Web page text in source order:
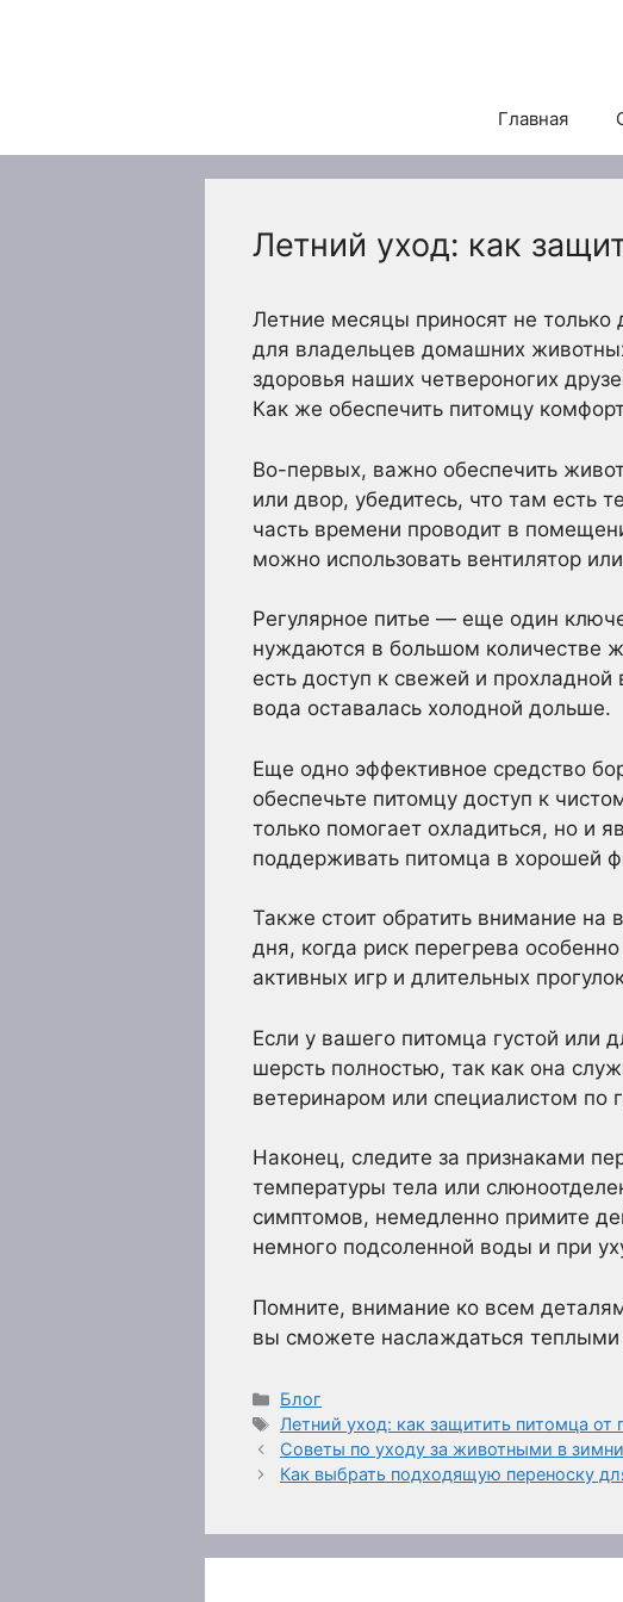
Главная
Летний уход: как
Летние месяцы приносят не
для владельцев домашних
здоровья наших четвероногих
Как же обеспечить питомцу
Во-первых, важно обеспечить
или двор, убедитесь, что там есть
часть времени проводит в
можно использовать вентилятор
Регулярное питье — еще один
нуждаются в большом количестве
есть доступ к свежей и
вода оставалась холодной дольше.
Еще одно эффективное средство
обеспечьте питомцу доступ к
только помогает охладиться, но и
поддерживать питомца в хорошей
Также стоит обратить внимание на
дня, когда риск перегрева
активных игр и длительных
Если у вашего питомца густой или
шерсть полностью, так как она
ветеринаром или специалистом по
Наконец, следите за признаками
температуры тела или
симптомов, немедленно примите
немного подсоленной воды и при
Помните, внимание ко всем
вы сможете наслаждаться
Рубрики
Блог
Метки
Летний уход: как защитить питомца от
Советы по уходу за животными в
Как выбрать подходящую переноску